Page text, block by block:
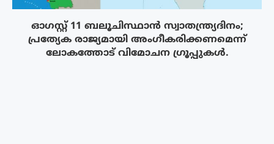
ഓഗസ്റ്റ് 11 ബലൂചിസ്ഥാൻ സ്വാതന്ത്ര്യദിനം;
പ്രത്യേക രാജ്യമായി അംഗീകരിക്കണമെന്ന്
ലോകത്തോട് വിമോചന ഗ്രൂപ്പുകൾ.